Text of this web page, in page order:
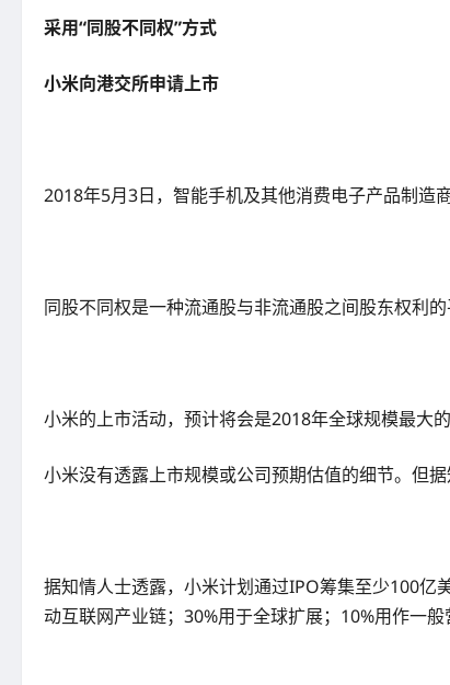
采用“同股不同权”方式
小米向港交所申请上市
2018年5月3日，智能手机及其他消费电子产品制造
同股不同权是一种流通股与非流通股之间股东权利
小米的上市活动，预计将会是2018年全球规模最大的
小米没有透露上市规模或公司预期估值的细节。但
据知情人士透露，小米计划通过IPO筹集至少100亿
动互联网产业链；30%用于全球扩展；10%用作一般